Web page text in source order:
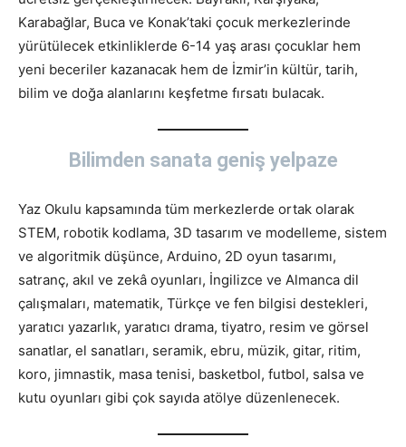
Karabağlar, Buca ve Konak’taki çocuk merkezlerinde
yürütülecek etkinliklerde 6-14 yaş arası çocuklar hem
yeni beceriler kazanacak hem de İzmir’in kültür, tarih,
bilim ve doğa alanlarını keşfetme fırsatı bulacak.
Bilimden sanata geniş yelpaze
Yaz Okulu kapsamında tüm merkezlerde ortak olarak
STEM, robotik kodlama, 3D tasarım ve modelleme, sistem
ve algoritmik düşünce, Arduino, 2D oyun tasarımı,
satranç, akıl ve zekâ oyunları, İngilizce ve Almanca dil
çalışmaları, matematik, Türkçe ve fen bilgisi destekleri,
yaratıcı yazarlık, yaratıcı drama, tiyatro, resim ve görsel
sanatlar, el sanatları, seramik, ebru, müzik, gitar, ritim,
koro, jimnastik, masa tenisi, basketbol, futbol, salsa ve
kutu oyunları gibi çok sayıda atölye düzenlenecek.